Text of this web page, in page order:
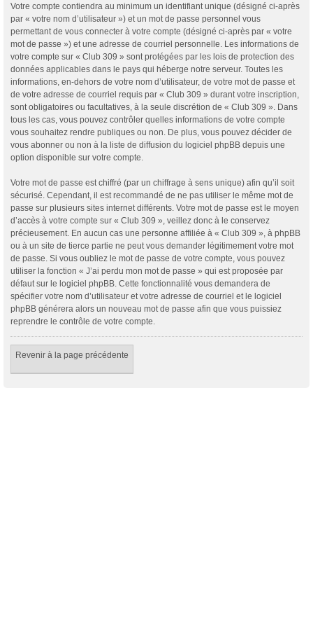
Votre compte contiendra au minimum un identifiant unique (désigné ci-après
par « votre nom d’utilisateur ») et un mot de passe personnel vous
permettant de vous connecter à votre compte (désigné ci-après par « votre
mot de passe ») et une adresse de courriel personnelle. Les informations de
votre compte sur « Club 309 » sont protégées par les lois de protection des
données applicables dans le pays qui héberge notre serveur. Toutes les
informations, en-dehors de votre nom d’utilisateur, de votre mot de passe et
de votre adresse de courriel requis par « Club 309 » durant votre inscription,
sont obligatoires ou facultatives, à la seule discrétion de « Club 309 ». Dans
tous les cas, vous pouvez contrôler quelles informations de votre compte
vous souhaitez rendre publiques ou non. De plus, vous pouvez décider de
vous abonner ou non à la liste de diffusion du logiciel phpBB depuis une
option disponible sur votre compte.
Votre mot de passe est chiffré (par un chiffrage à sens unique) afin qu’il soit
sécurisé. Cependant, il est recommandé de ne pas utiliser le même mot de
passe sur plusieurs sites internet différents. Votre mot de passe est le moyen
d’accès à votre compte sur « Club 309 », veillez donc à le conservez
précieusement. En aucun cas une personne affiliée à « Club 309 », à phpBB
ou à un site de tierce partie ne peut vous demander légitimement votre mot
de passe. Si vous oubliez le mot de passe de votre compte, vous pouvez
utiliser la fonction « J’ai perdu mon mot de passe » qui est proposée par
défaut sur le logiciel phpBB. Cette fonctionnalité vous demandera de
spécifier votre nom d’utilisateur et votre adresse de courriel et le logiciel
phpBB générera alors un nouveau mot de passe afin que vous puissiez
reprendre le contrôle de votre compte.
Revenir à la page précédente